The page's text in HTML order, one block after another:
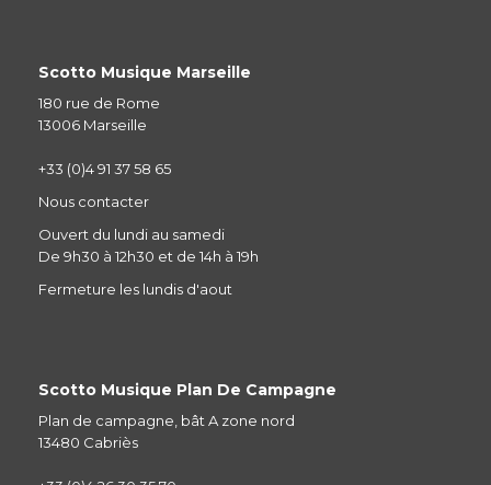
Scotto Musique Marseille
180 rue de Rome
13006 Marseille
+33 (0)4 91 37 58 65
Nous contacter
Ouvert du lundi au samedi
De 9h30 à 12h30 et de 14h à 19h
Fermeture les lundis d'aout
Scotto Musique Plan De Campagne
Plan de campagne, bât A zone nord
13480 Cabriès